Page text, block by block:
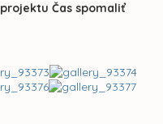
Čas spomaliť